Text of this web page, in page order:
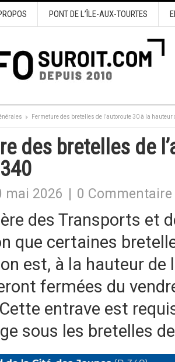
PONT DE L’ÎLE-AUX-TOURTES
Fermeture des bretelles de l’autoroute 30 à la hauteur
des bretelles de
mai 2026 0 Commentaire
des Transports et
que certaines
est, à la hauteur de
fermées du
entrave est
sous les bretelles